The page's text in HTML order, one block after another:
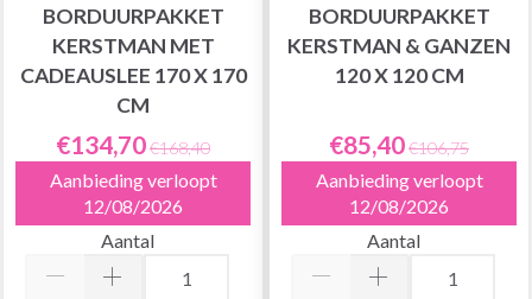
BORDUURPAKKET
KERSTMAN MET
CADEAUSLEE 170 X 170
CM
€134,70€168,40
Aanbieding verloopt
12/08/2026
Aantal
BORDUURPAKKET
KERSTMAN & GANZEN
120 X 120 CM
€85,40€106,75
Aanbieding verloopt
12/08/2026
Aantal